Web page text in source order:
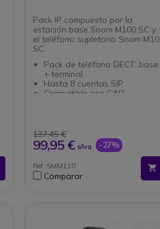
Pack IP compuesto por la
estación base Snom M100 SC y
el teléfono supletorio Snom M10
SC.
Pack de teléfono DECT: base
+ terminal
Hasta 8 cuentas SIP
Compatible con GAP
Batería de 500mAh: 9h de
autonomía en llamadas
Se pueden instalar hasta 10
Emulación de llamada
compartida: gestión
137,45 €
99,95 € s/Iva -27%
Ref: SMM110
Comparar